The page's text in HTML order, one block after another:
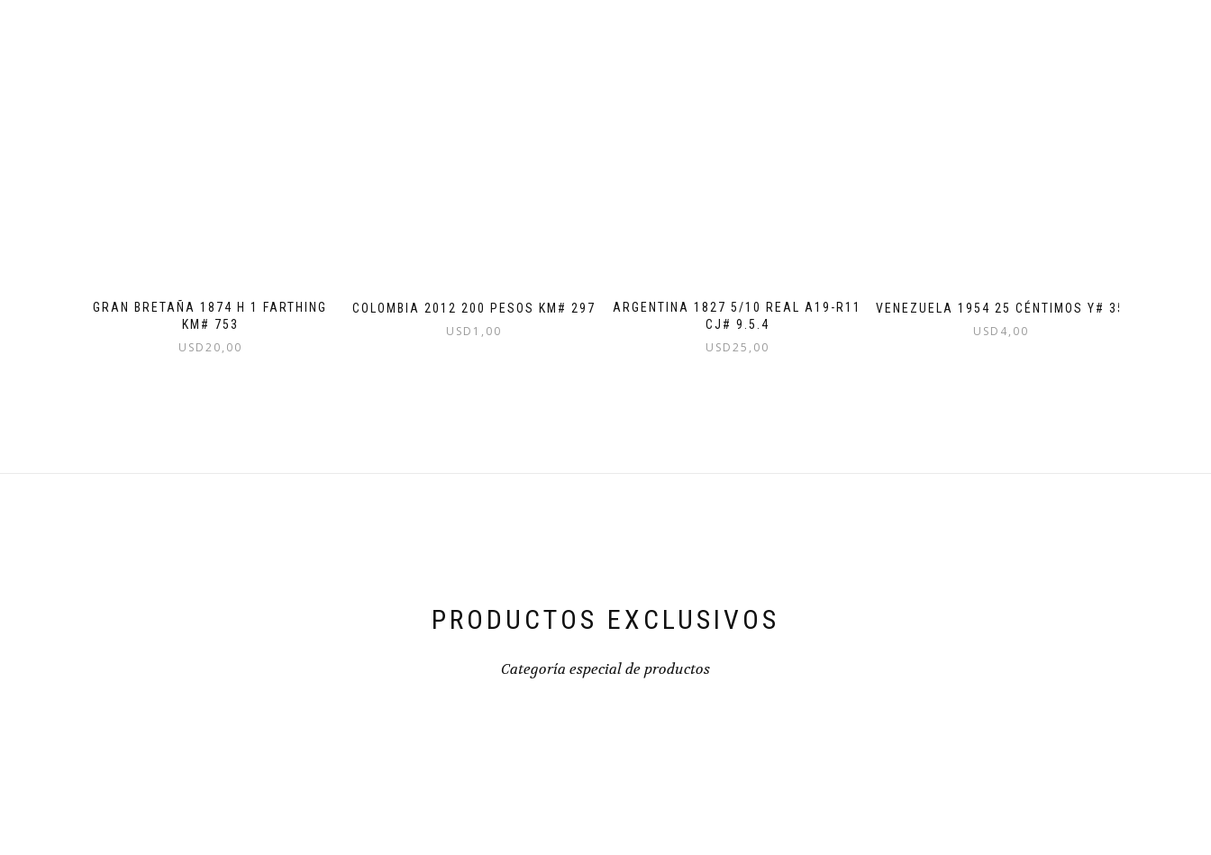
GRAN BRETAÑA 1874 H 1 FARTHING
KM# 753
USD20,00
COLOMBIA 2012 200 PESOS KM# 297
USD 1,00
ARGENTINA 1827 5/10 REAL A19-R11
CJ# 9.5.4
USD25,00
VENEZUELA 1954 25 CÉNTIMOS Y# 35
USD 4,00
PRODUCTOS EXCLUSIVOS
Categoría especial de productos